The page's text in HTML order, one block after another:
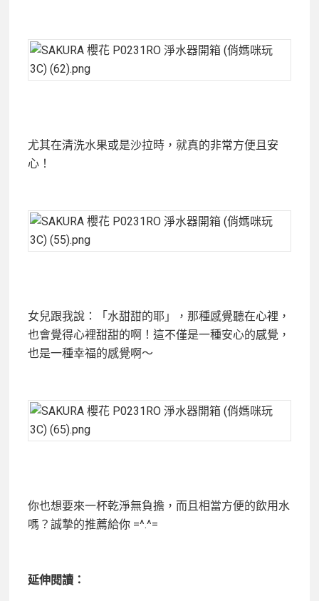
尤其在清洗水果或是沙拉時，就真的非常方便且安
心！
女兒跟我說：「水甜甜的耶」，那種感覺聽在心裡，
也會覺得心裡甜甜的啊！這不僅是一種安心的感覺，
也是一種幸福的感覺啊～
你也想要來一杯乾淨無負擔，而且相當方便的飲用水
嗎？誠摯的推薦給你 =^.^=
延伸閱讀：